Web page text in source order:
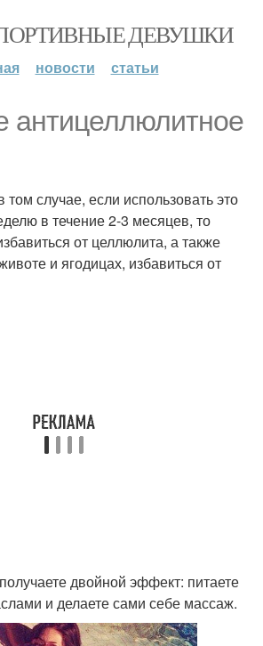
ДЕВУШКИ
новости статьи
случае, если использовать это
в течение 2-3 месяцев, то
от целлюлита, а также
и ягодицах, избавиться от
двойной эффект: питаете
и делаете сами себе массаж.